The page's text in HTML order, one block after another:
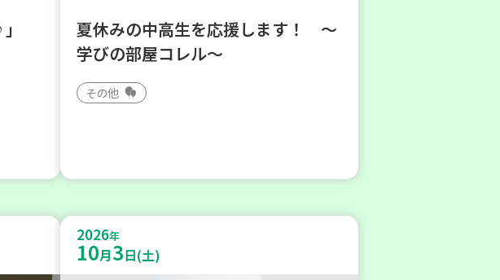
夏休みの中高生を応援します！ ～
学びの部屋コレル～
その他
2026年
10月3日(土)